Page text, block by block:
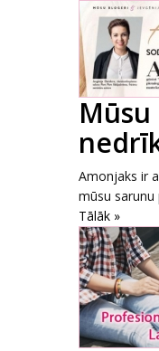
Amonjaks ir
mūsu sarunu
Tālāk »